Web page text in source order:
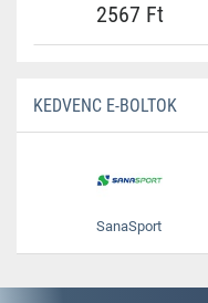
2567 Ft
KEDVENC E-BOLTOK
SanaSport